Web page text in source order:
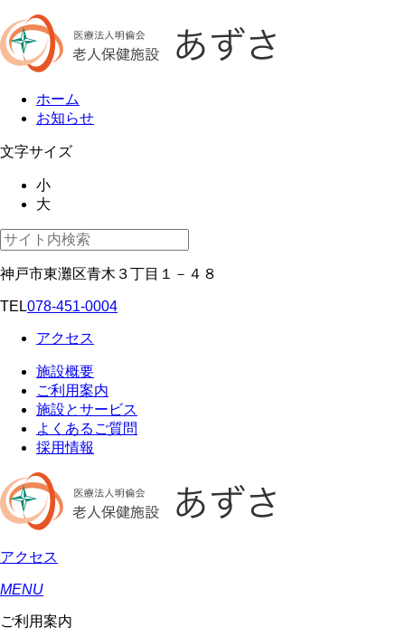
ホーム
お知らせ
文字サイズ
小
大
神戸市東灘区青木３丁目１－４８
TEL078-451-0004
アクセス
施設概要
ご利用案内
施設とサービス
よくあるご質問
採用情報
アクセス
MENU
ご利用案内